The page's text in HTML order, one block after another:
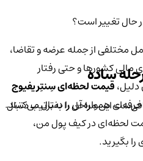
تغییر است؟
مختلفی از جمله عرضه و تقاضا،
کشورها و حتی رفتار
قیمت لحظه‌ای سِنتِریفیوج
همواره آن را دنبال می‌کنند.
لحظه‌ای در کیف پول من،
بگیرید.
این مراحل را به‌ترتیب دنبال